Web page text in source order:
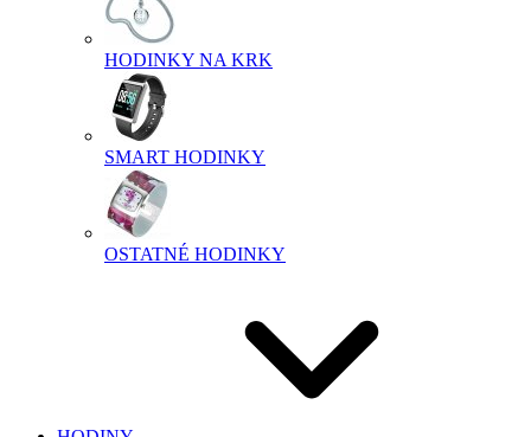
HODINKY NA KRK
SMART HODINKY
OSTATNÉ HODINKY